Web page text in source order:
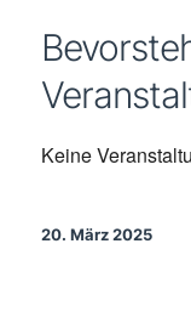
Keine
20. März 2025